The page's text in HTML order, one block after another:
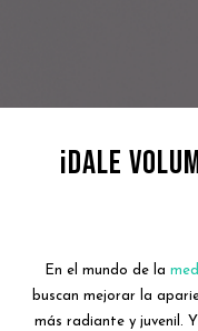
¡Dale
En el mundo de la
buscan mejorar la
más radiante y juvenil.